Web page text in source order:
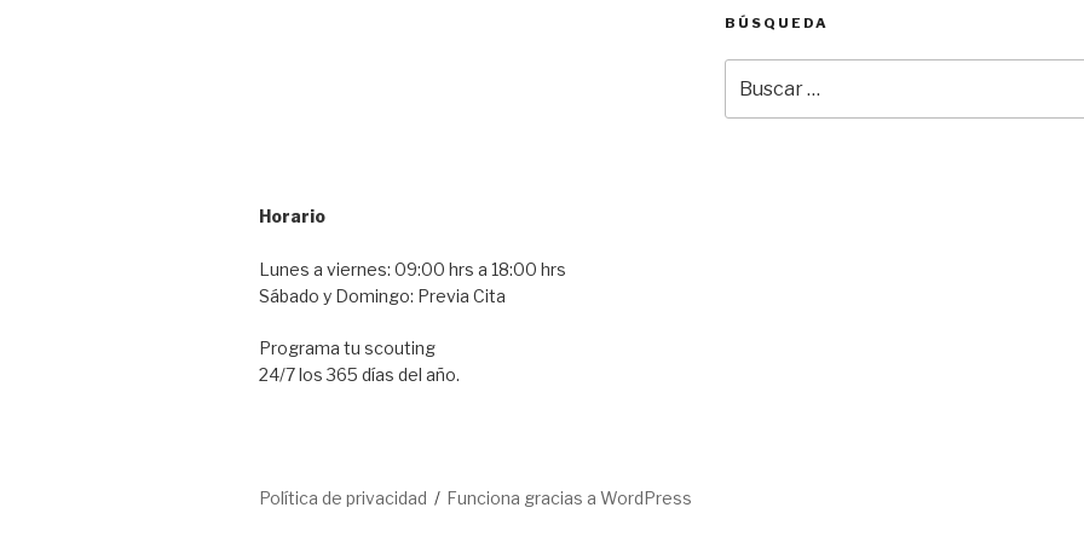
Horario
Lunes a viernes: 09:00 hrs a 18:00 hrs
Sábado y Domingo: Previa Cita
Programa tu scouting
24/7 los 365 días del año.
BÚSQUEDA
por:
Política de privacidad Funciona gracias a WordPress